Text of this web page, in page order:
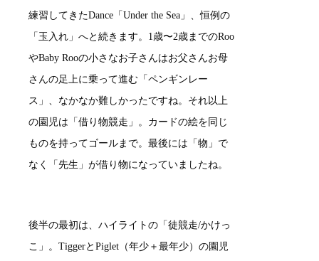
練習してきたDance「Under the Sea」、恒例の
「玉入れ」へと続きます。1歳〜2歳までのRoo
やBaby Rooの小さなお子さんはお父さんお母
さんの足上に乗って進む「ペンギンレー
ス」、なかなか難しかったですね。それ以上
の園児は「借り物競走」。カードの絵を同じ
ものを持ってゴールまで。最後には「物」で
なく「先生」が借り物になっていましたね。
後半の最初は、ハイライトの「徒競走/かけっ
こ」。TiggerとPiglet（年少＋最年少）の園児